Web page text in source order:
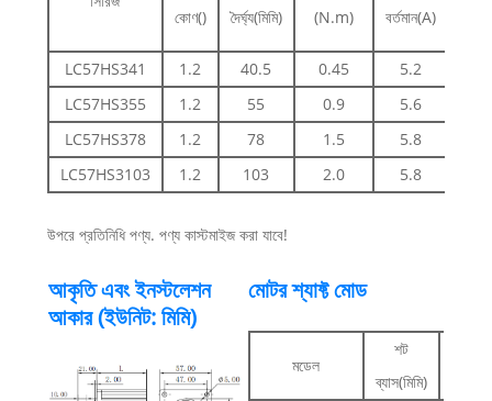
কোণ()
দৈর্ঘ্য(মিমি)
(N.m)
বর্তমান(A)
LC57HS341
1.2 40.5 0.45 5.2
LC57HS355
1.2 55 0.9 5.6
LC57HS378
1.2 78 1.5 5.8
LC57HS3103
1.2 103 2.0 5.8
উপরে প্রতিনিধি পণ্য. পণ্য কাস্টমাইজ করা যাবে!
আকৃতি এবং ইনস্টলেশন
আকার (ইউনিট: মিমি)
মোটর শ্যাফ্ট মোড
মডেল
শট
ব্যাস(মিমি)